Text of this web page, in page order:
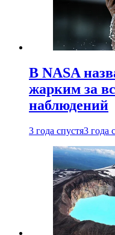
В NASA
жарким за
наблюдений
3 года спустя3 года